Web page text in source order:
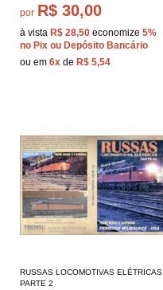
por R$ 30,00
à vista R$ 28,50 economize 5%
no Pix ou Depósito Bancário
ou em 6x de R$ 5,54
RUSSAS LOCOMOTIVAS ELÉTRICAS
PARTE 2